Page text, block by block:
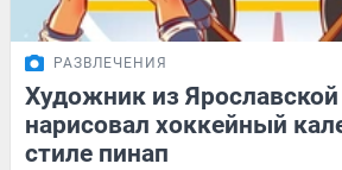
РАЗВЛЕЧЕНИЯ
Художник из Ярославской
нарисовал хоккейный
стиле пинап